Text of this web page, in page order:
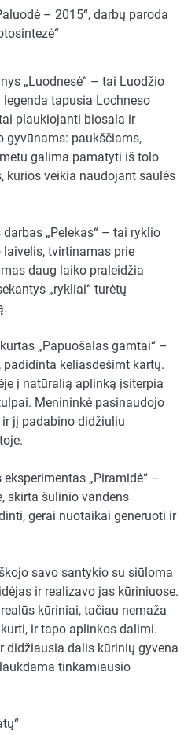
– 2015“, darbų paroda
„Luodnesė“ – tai Luodžio
tapusia Lochneso
plaukiojanti biosala ir
gyvūnams: paukščiams,
galima pamatyti iš tolo
kurios veikia naudojant saulės
„Pelekas“ – tai ryklio
tvirtinamas prie
daug laiko praleidžia
„rykliai“ turėtų
„Papuošalas gamtai“ –
keliasdešimt kartų.
į natūralią aplinką įsiterpia
Menininkė pasinaudojo
jį padabino didžiuliu
„Piramidė“ –
skirta šulinio vandens
gerai nuotaikai generuoti ir
savo santykio su siūloma
ir realizavo jas kūriniuose.
kūriniai, tačiau nemaža
ir tapo aplinkos dalimi.
didžiausia dalis kūrinių gyvena
tinkamiausio